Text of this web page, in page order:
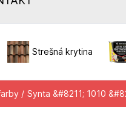
Strešná krytina
/ Synta &#8211; 1010